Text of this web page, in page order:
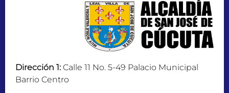
Dirección 1: Calle 11 No. 5-49 Palacio Municipal
Barrio Centro